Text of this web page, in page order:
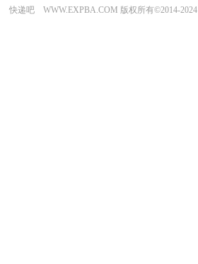
快递吧 WWW.EXPBA.COM 版权所有©2014-2024